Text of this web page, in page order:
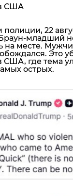
США
22
младший
на месте.
Это
США, где тема
острых.